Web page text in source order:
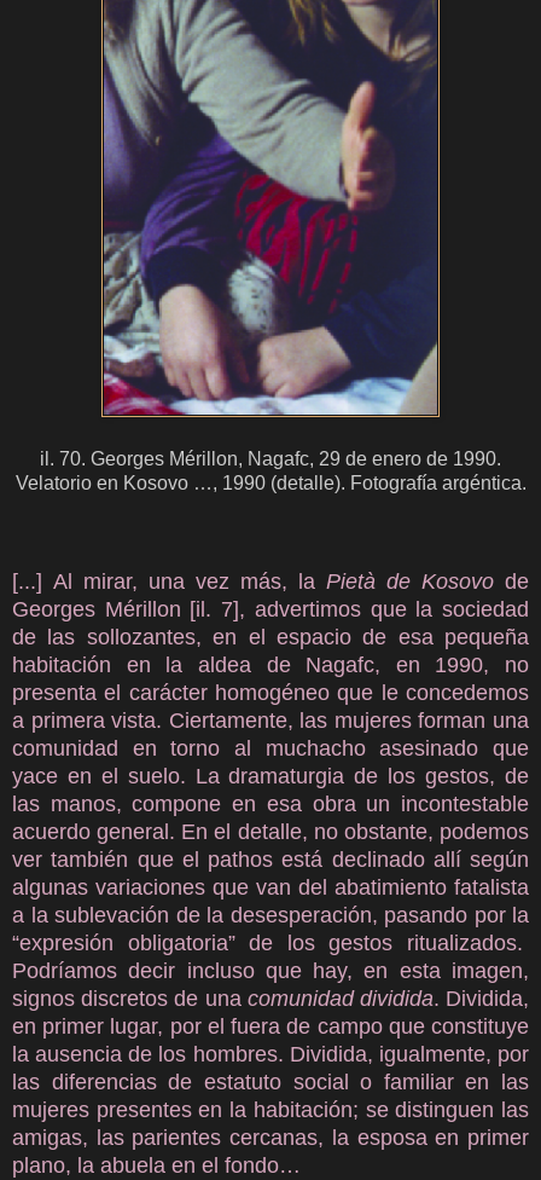
il. 70. Georges Mérillon, Nagafc, 29 de enero de 1990.
Velatorio en Kosovo …, 1990 (detalle). Fotografía argéntica.
[...] Al mirar, una vez más, la Pietà de Kosovo de
Georges Mérillon [il. 7], advertimos que la sociedad
de las sollozantes, en el espacio de esa pequeña
habitación en la aldea de Nagafc, en 1990, no
presenta el carácter homogéneo que le concedemos
a primera vista. Ciertamente, las mujeres forman una
comunidad en torno al muchacho asesinado que
yace en el suelo. La dramaturgia de los gestos, de
las manos, compone en esa obra un incontestable
acuerdo general. En el detalle, no obstante, podemos
ver también que el pathos está declinado allí según
algunas variaciones que van del abatimiento fatalista
a la sublevación de la desesperación, pasando por la
“expresión obligatoria” de los gestos ritualizados.
Podríamos decir incluso que hay, en esta imagen,
signos discretos de una comunidad dividida. Dividida,
en primer lugar, por el fuera de campo que constituye
la ausencia de los hombres. Dividida, igualmente, por
las diferencias de estatuto social o familiar en las
mujeres presentes en la habitación; se distinguen las
amigas, las parientes cercanas, la esposa en primer
plano, la abuela en el fondo…